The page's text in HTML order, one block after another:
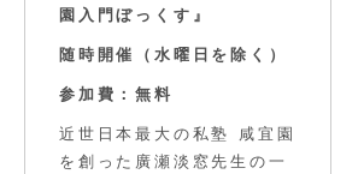
園入門ぼっくす』
随時開催（水曜日を除く）
参加費：無料
近世日本最大の私塾 咸宜園
を創った廣瀬淡窓先生の一